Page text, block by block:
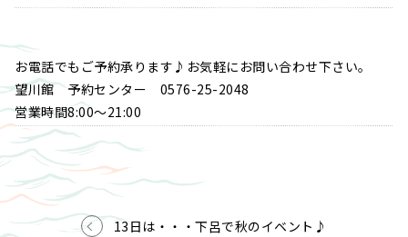
お電話でもご予約承ります♪お気軽にお問い合わせ下さい。
望川館 予約センター 0576-25-2048
営業時間8:00～21:00
13日は・・・下呂で秋のイベント♪